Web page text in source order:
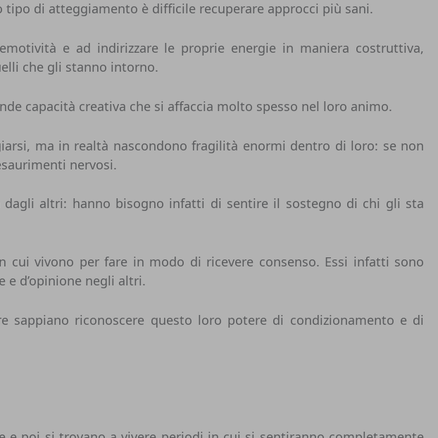
di atteggiamento è difficile recuperare approcci più sani.
e ad indirizzare le proprie energie in maniera costruttiva,
che gli stanno intorno.
capacità creativa che si affaccia molto spesso nel loro animo.
ma in realtà nascondono fragilità enormi dentro di loro: se non
nervosi.
altri: hanno bisogno infatti di sentire il sostegno di chi gli sta
vivono per fare in modo di ricevere consenso. Essi infatti sono
e d’opinione negli altri.
riconoscere questo loro potere di condizionamento e di